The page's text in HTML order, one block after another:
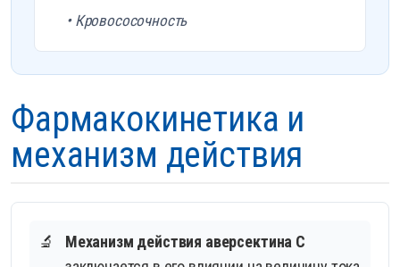
• Кровососочность
Фармакокинетика и
механизм действия
🔬
Механизм действия аверсектина С